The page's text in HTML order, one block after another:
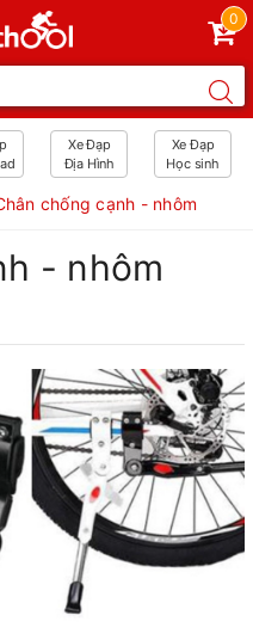
0
Xe Đạp
Địa Hình
Xe Đạp
Học sinh
chống cạnh - nhôm
- nhôm